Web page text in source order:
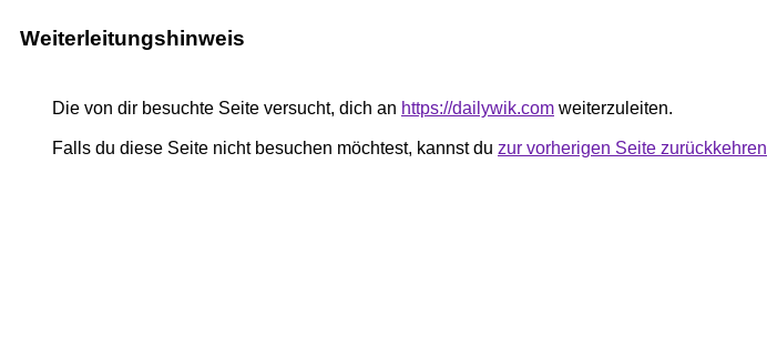
Weiterleitungshinweis
Die von dir besuchte Seite versucht, dich an https://dailywik.com weiterzuleiten.
Falls du diese Seite nicht besuchen möchtest, kannst du zur vorherigen Seite zurückkehren